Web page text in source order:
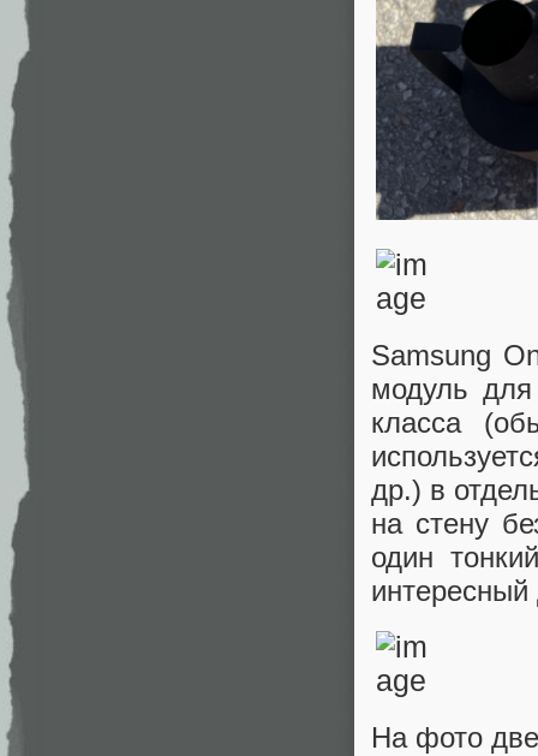
Samsung
модуль
класса
др.) в
на стену
один
интересный
На фото